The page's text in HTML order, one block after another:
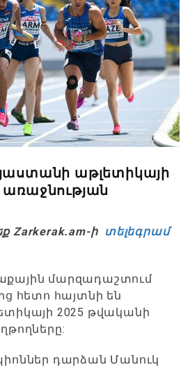
աթլետիկայի
Zarkerak.am-ի տելեգրամ
մարզադաշտում
հետո հայտնի են
2025 թվականի
դարձան Մանուկ